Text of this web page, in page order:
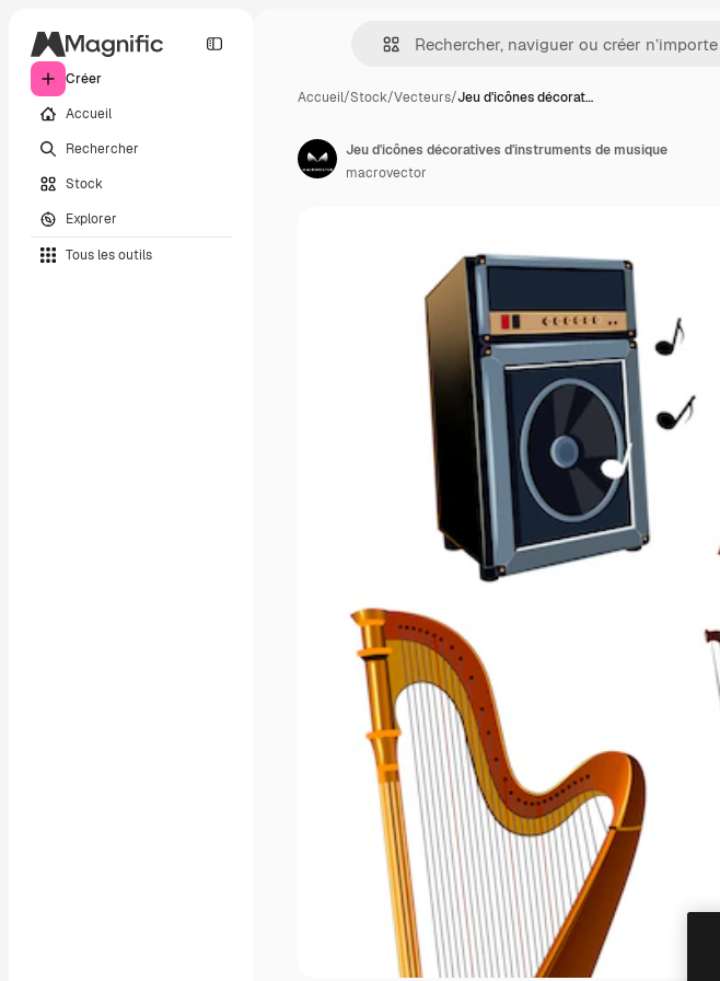
Créer
Accueil
Rechercher
Stock
Explorer
Tous les outils
Accueil/Stock/Vecteurs/Jeu d'icônes décorat…
Jeu d'icônes décoratives d'instruments de musique
macrovector